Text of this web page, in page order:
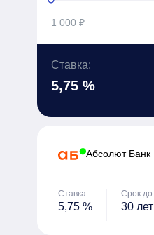
1 000 ₽
Ставка:
5,75 %
Абсолют Банк
Ставка
5,75 %
Срок до
30 лет